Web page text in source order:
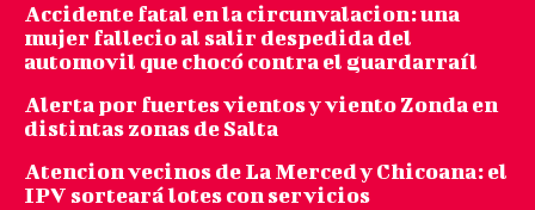
Accidente fatal en la circunvalacion: una
mujer fallecio al salir despedida del
automovil que chocó contra el guardarraíl
Alerta por fuertes vientos y viento Zonda en
distintas zonas de Salta
Atencion vecinos de La Merced y Chicoana: el
IPV sorteará lotes con servicios